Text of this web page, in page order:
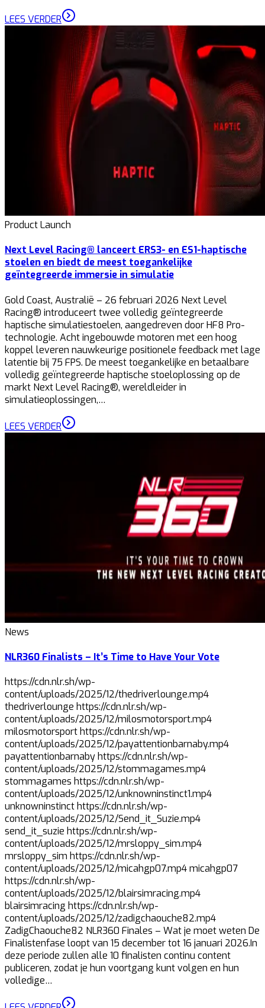
LEES VERDER
Product Launch
Next Level Racing® lanceert ERS3- en ES1-haptische
stoelen en biedt de meest toegankelijke
geïntegreerde immersie in simulatie
Gold Coast, Australië – 26 februari 2026 Next Level
Racing® introduceert twee volledig geïntegreerde
haptische simulatiestoelen, aangedreven door HF8 Pro-
technologie. Acht ingebouwde motoren met een hoog
koppel leveren nauwkeurige positionele feedback met lage
latentie bij 75 FPS. De meest toegankelijke en betaalbare
volledig geïntegreerde haptische stoeloplossing op de
markt Next Level Racing®, wereldleider in
simulatieoplossingen,…
LEES VERDER
News
NLR360 Finalists – It’s Time to Have Your Vote
https://cdn.nlr.sh/wp-
content/uploads/2025/12/thedriverlounge.mp4
thedriverlounge https://cdn.nlr.sh/wp-
content/uploads/2025/12/milosmotorsport.mp4
milosmotorsport https://cdn.nlr.sh/wp-
content/uploads/2025/12/payattentionbarnaby.mp4
payattentionbarnaby https://cdn.nlr.sh/wp-
content/uploads/2025/12/stommagames.mp4
stommagames https://cdn.nlr.sh/wp-
content/uploads/2025/12/unknowninstinct1.mp4
unknowninstinct https://cdn.nlr.sh/wp-
content/uploads/2025/12/Send_it_Suzie.mp4
send_it_suzie https://cdn.nlr.sh/wp-
content/uploads/2025/12/mrsloppy_sim.mp4
mrsloppy_sim https://cdn.nlr.sh/wp-
content/uploads/2025/12/micahgp07.mp4 micahgp07
https://cdn.nlr.sh/wp-
content/uploads/2025/12/blairsimracing.mp4
blairsimracing https://cdn.nlr.sh/wp-
content/uploads/2025/12/zadigchaouche82.mp4
ZadigChaouche82 NLR360 Finales – Wat je moet weten De
Finalistenfase loopt van 15 december tot 16 januari 2026.In
deze periode zullen alle 10 finalisten continu content
publiceren, zodat je hun voortgang kunt volgen en hun
volledige…